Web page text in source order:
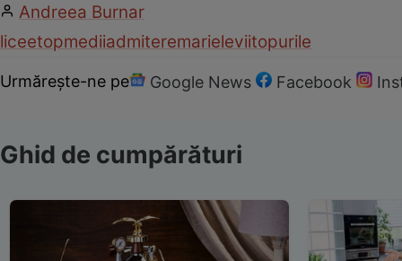
Andreea Burnar
liceetopmediiadmiteremarieleviitopurile
Urmărește-ne pe Google News Facebook
Ghid de cumpărături